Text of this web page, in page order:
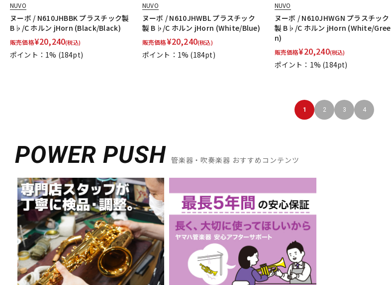
NUVO
ヌーボ / N610JHBBK プラスチック製
B♭/C ホルン jHorn (Black/Black)
販売価格¥20,240(税込)
ポイント：1% (184pt)
NUVO
ヌーボ / N610JHWBL プラスチック
製 B♭/C ホルン jHorn (White/Blue)
販売価格¥20,240(税込)
ポイント：1% (184pt)
NUVO
ヌーボ / N610JHWGN プラスチック
製 B♭/C ホルン jHorn (White/Gree
n)
販売価格¥20,240(税込)
ポイント：1% (184pt)
1 2 3 4
POWER PUSH 管楽器・吹奏楽器 おすすめコンテンツ